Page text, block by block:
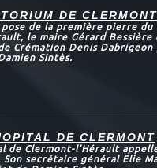
DE
pose de la première pierre
le maire Gérard
Crémation Denis
Sintès.
DE CLERMONT
de Clermont-l’Hérault
secrétaire général Elie